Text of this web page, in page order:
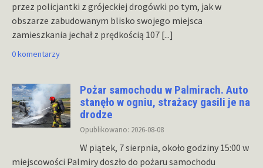
przez policjantki z grójeckiej drogówki po tym, jak w
obszarze zabudowanym blisko swojego miejsca
zamieszkania jechał z prędkością 107 [...]
0 komentarzy
Pożar samochodu w Palmirach. Auto
stanęło w ogniu, strażacy gasili je na
drodze
Opublikowano: 2026-08-08
W piątek, 7 sierpnia, około godziny 15:00 w
miejscowości Palmiry doszło do pożaru samochodu